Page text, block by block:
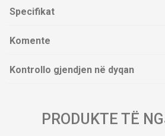
Specifikat
Komente
Kontrollo gjendjen në dyqan
PRODUKTE TË